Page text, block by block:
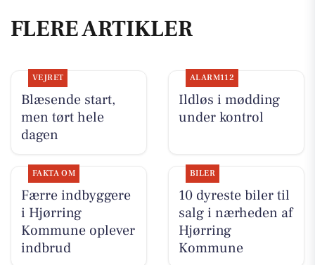
FLERE ARTIKLER
VEJRET
Blæsende start,
men tørt hele
dagen
ALARM112
Ildløs i mødding
under kontrol
FAKTA OM
Færre indbyggere
i Hjørring
Kommune oplever
indbrud
BILER
10 dyreste biler til
salg i nærheden af
Hjørring
Kommune